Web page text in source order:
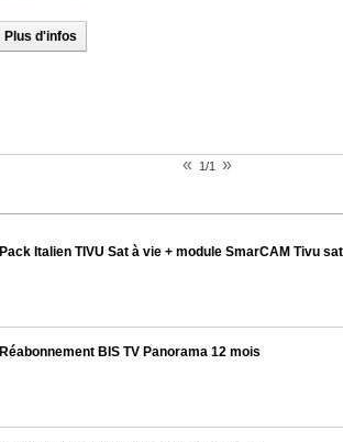
Plus d'infos
« 1/1 »
Pack Italien TIVU Sat à vie + module SmarCAM Tivu sat
Réabonnement BIS TV Panorama 12 mois